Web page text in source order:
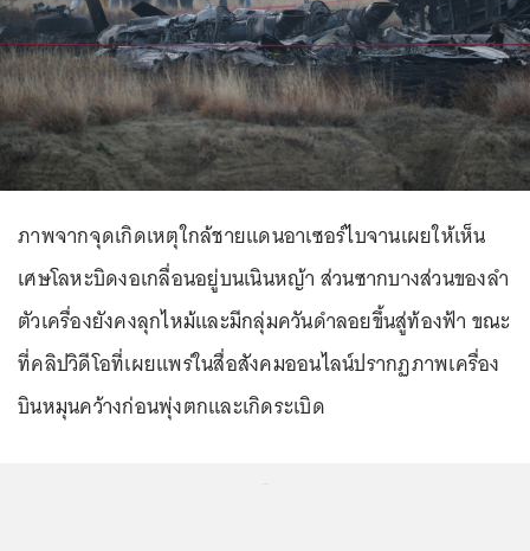
ภาพจากจุดเกิดเหตุใกล้ชายแดนอาเซอร์ไบจานเผยให้เห็น
เศษโลหะบิดงอเกลื่อนอยู่บนเนินหญ้า ส่วนซากบางส่วนของลำ
ตัวเครื่องยังคงลุกไหม้และมีกลุ่มควันดำลอยขึ้นสู่ท้องฟ้า ขณะ
ที่คลิปวิดีโอที่เผยแพร่ในสื่อสังคมออนไลน์ปรากฏภาพเครื่อง
บินหมุนคว้างก่อนพุ่งตกและเกิดระเบิด